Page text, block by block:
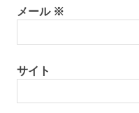
メール ※
サイト